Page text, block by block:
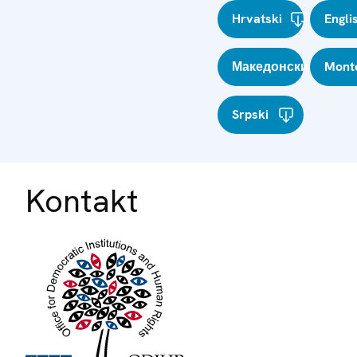
Hrvatski
Македонски
Srpski
Kontakt